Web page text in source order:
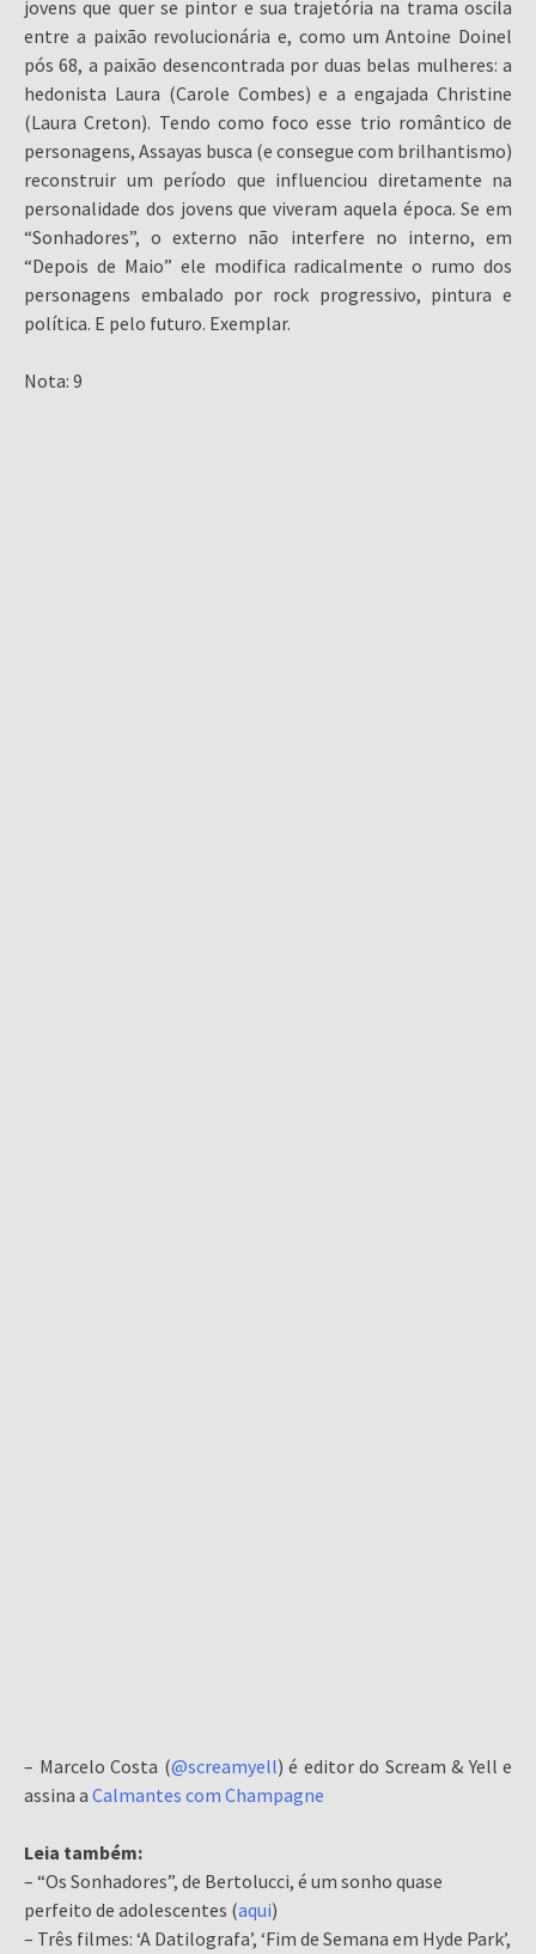
jovens que quer se pintor e sua trajetória na trama oscila
entre a paixão revolucionária e, como um Antoine Doinel
pós 68, a paixão desencontrada por duas belas mulheres: a
hedonista Laura (Carole Combes) e a engajada Christine
(Laura Creton). Tendo como foco esse trio romântico de
personagens, Assayas busca (e consegue com brilhantismo)
reconstruir um período que influenciou diretamente na
personalidade dos jovens que viveram aquela época. Se em
“Sonhadores”, o externo não interfere no interno, em
“Depois de Maio” ele modifica radicalmente o rumo dos
personagens embalado por rock progressivo, pintura e
política. E pelo futuro. Exemplar.
Nota: 9
– Marcelo Costa (@screamyell) é editor do Scream & Yell e
assina a Calmantes com Champagne
Leia também:
– “Os Sonhadores”, de Bertolucci, é um sonho quase
perfeito de adolescentes (aqui)
– Três filmes: ‘A Datilografa’, ‘Fim de Semana em Hyde Park’,